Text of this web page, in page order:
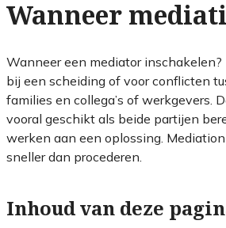
Wanneer
Wanneer een mediator
bij een scheiding of voor conflicten
families en collega’s of werkgevers.
vooral geschikt als beide partijen
werken aan een oplossing.
sneller dan procederen.
Inhoud van deze